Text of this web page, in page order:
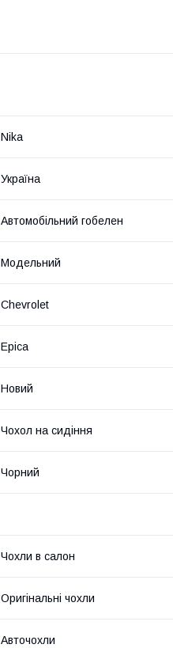
Nika
Україна
Автомобільний гобелен
Модельний
Chevrolet
Epica
Новий
Чохол на сидіння
Чорний
Чохли в салон
Оригінальні чохли
Авточохли